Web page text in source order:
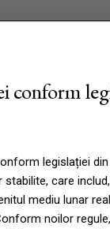
conform
legislației
care
mediu lunar
noilor